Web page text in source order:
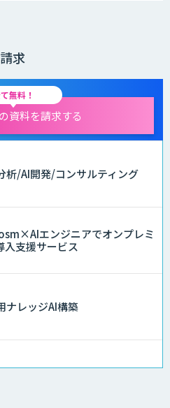
求
無料！
資料を請求する
析/AI開発/コンサルティング
エンジニアでオンプレミ
入支援サービス
ナレッジAI構築
AI